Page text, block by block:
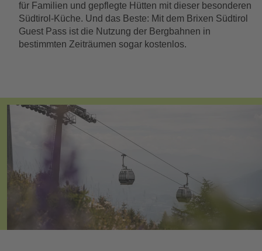
für Familien und gepflegte Hütten mit dieser besonderen
Südtirol-Küche. Und das Beste: Mit dem Brixen Südtirol
Guest Pass ist die Nutzung der Bergbahnen in
bestimmten Zeiträumen sogar kostenlos.